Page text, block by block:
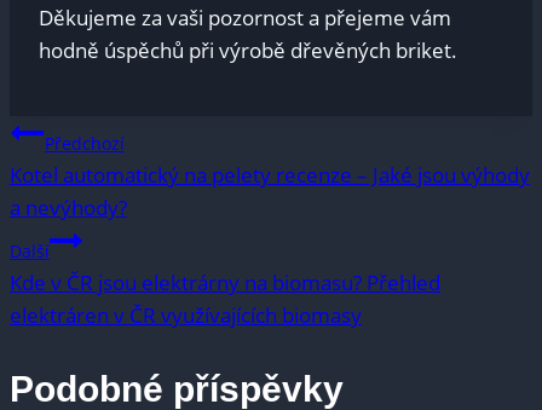
Děkujeme za vaši pozornost a přejeme vám
hodně úspěchů při výrobě dřevěných briket.
Navigace
pro
příspěvek
Předchozí
Kotel automatický na pelety recenze – Jaké jsou výhody
a nevýhody?
Další
Kde v ČR jsou elektrárny na biomasu? Přehled
elektráren v ČR využívajících biomasy
Podobné příspěvky